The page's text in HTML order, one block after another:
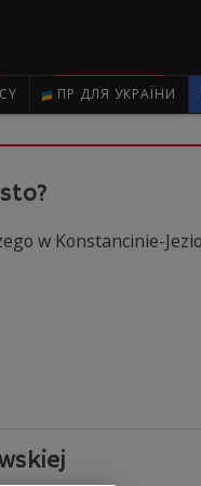
ПР ДЛЯ УКРАЇНИ
w Konstancinie-